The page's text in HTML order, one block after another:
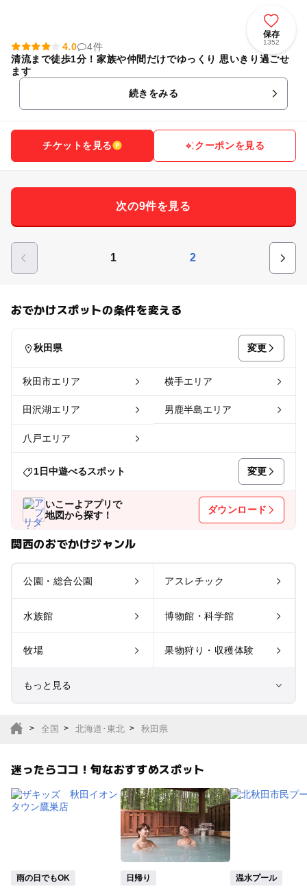
保存
1352
4.0
4件
清流まで徒歩1分！家族や仲間だけでゆっくり 思いきり過ごせ
ます
続きをみる
チケットを見る クーポンを見る
次の9件を見る
1 2
おでかけスポットの条件を変える
秋田県 変更
秋田市エリア 横手エリア
田沢湖エリア 男鹿半島エリア
八戸エリア
1日中遊べるスポット 変更
いこーよアプリで
地図から探す！
ダウンロード
関西のおでかけジャンル
公園・総合公園 アスレチック
水族館 博物館・科学館
牧場 果物狩り・収穫体験
もっと見る
サファリパーク
植物園・フラワーパー
ク
バーベキュー
釣り
全国 北海道･東北 秋田県
迷ったらココ！旬なおすすめスポット
雨の日でもOK 日帰り 温水プール